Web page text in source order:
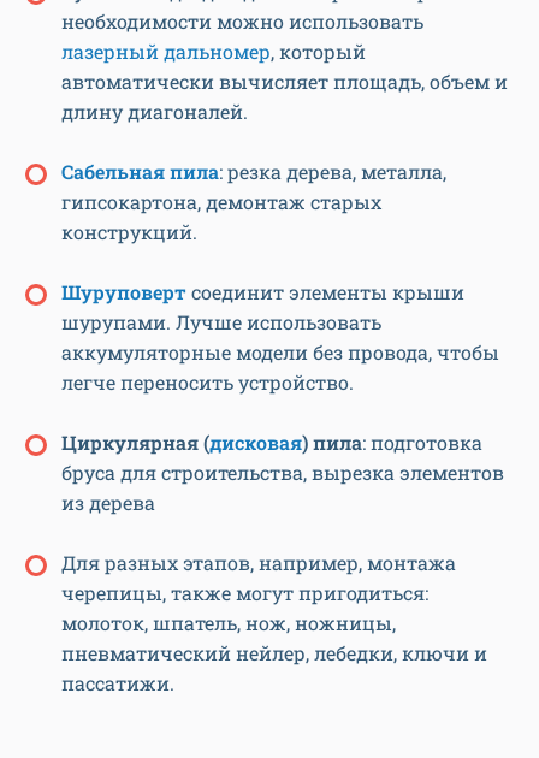
необходимости можно использовать
лазерный дальномер, который
автоматически вычисляет площадь, объем и
длину диагоналей.
Сабельная пила: резка дерева, металла,
гипсокартона, демонтаж старых
конструкций.
Шуруповертсоединит элементы крыши
шурупами. Лучше использовать
аккумуляторные модели без провода, чтобы
легче переносить устройство.
Циркулярная (дисковая) пила: подготовка
бруса для строительства, вырезка элементов
из дерева
Для разных этапов, например, монтажа
черепицы, также могут пригодиться:
молоток, шпатель, нож, ножницы,
пневматический нейлер, лебедки, ключи и
пассатижи.